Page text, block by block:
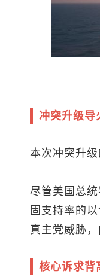
冲突升级导
本次冲突升
尽管美国总
固支持率的
真主党威胁
核心诉求背